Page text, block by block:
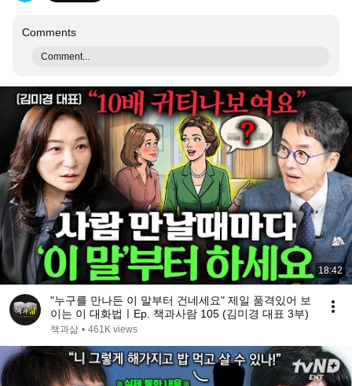
Comments
Comment...
18:42
"누구를 만나든 이 말부터 건네세요" 제일 품격있어 보
이는 이 대화법ㅣEp. 책과사람 105 (김미경 대표 3부)
책과삶 • 461K views